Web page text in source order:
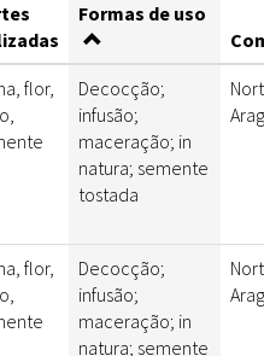
Formas de uso
flor,
Decocção;
infusão;
maceração; in
natura; semente
tostada
flor,
Decocção;
infusão;
maceração; in
natura; semente